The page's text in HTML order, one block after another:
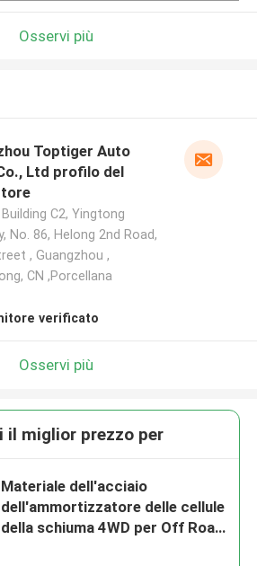
Osservi più
Toptiger Auto
Ltd profilo del
Building C2, Yingtong
No. 86, Helong 2nd Road,
, Guangzhou ,
CN ,Porcellana
verificato
Osservi più
il miglior prezzo per
Materiale dell'acciaio
dell'ammortizzatore delle cellule
della schiuma 4WD per Off Road